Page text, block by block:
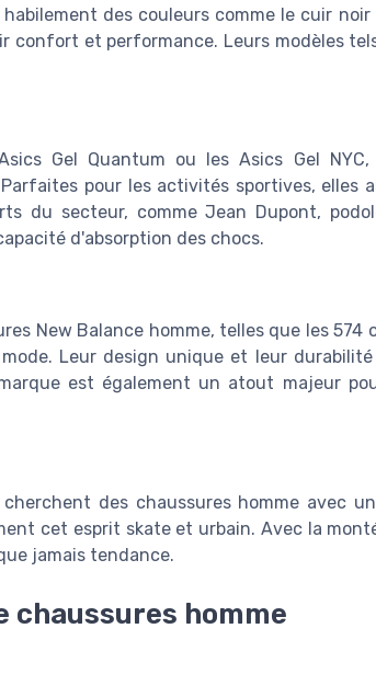
des couleurs comme le cuir noir
confort et performance. Leurs modèles
Gel Quantum ou les Asics Gel
pour les activités sportives, elles
du secteur, comme Jean Dupont,
d'absorption des chocs.
New Balance homme, telles que les 574
Leur design unique et leur
est également un atout majeur
des chaussures homme avec
cet esprit skate et urbain. Avec la
jamais tendance.
chaussures homme